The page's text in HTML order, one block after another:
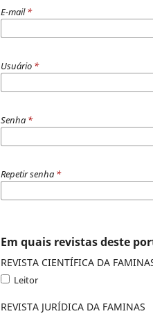
E-mail*
Usuário *
Senha *
Repetir senha *
Em quais revistas deste
REVISTA CIENTÍFICA DA
Leitor
REVISTA JURÍDICA DA FAMINAS